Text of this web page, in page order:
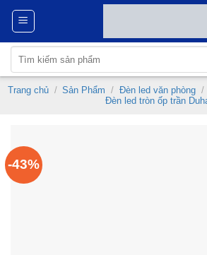
Skip
content
kiếm:
Trang chủ / Sản Phẩm / Đèn led văn phòng /
Đèn led tròn ốp trần
-43%